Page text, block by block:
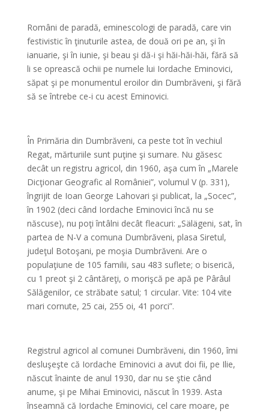
Români de paradă, eminescologi de paradă, care vin
festivistic în ţinuturile astea, de două ori pe an, şi în
ianuarie, şi în iunie, şi beau şi dă-i şi hăi-hăi-hăi, fără să
li se oprească ochii pe numele lui Iordache Eminovici,
săpat şi pe monumentul eroilor din Dumbrăveni, şi fără
să se întrebe ce-i cu acest Eminovici.
În Primăria din Dumbrăveni, ca peste tot în vechiul
Regat, mărturiile sunt puţine şi sumare. Nu găsesc
decât un registru agricol, din 1960, aşa cum în „Marele
Dicţionar Geografic al României”, volumul V (p. 331),
îngrijit de Ioan George Lahovari şi publicat, la „Socec”,
în 1902 (deci când Iordache Eminovici încă nu se
născuse), nu poţi întâlni decât fleacuri: „Sälägeni, sat, în
partea de N-V a comuna Dumbrăveni, plasa Siretul,
judeţul Botoşani, pe moşia Dumbrăveni. Are o
populaţiune de 105 familii, sau 483 suflete; o biserică,
cu 1 preot şi 2 cântăreţi, o morişcă pe apă pe Pârâul
Sălăgenilor, ce străbate satul; 1 circular. Vite: 104 vite
mari cornute, 25 cai, 255 oi, 41 porci”.
Registrul agricol al comunei Dumbrăveni, din 1960, îmi
desluşeşte că Iordache Eminovici a avut doi fii, pe Ilie,
născut înainte de anul 1930, dar nu se ştie când
anume, şi pe Mihai Eminovici, născut în 1939. Asta
înseamnă că Iordache Eminovici, cel care moare, pe